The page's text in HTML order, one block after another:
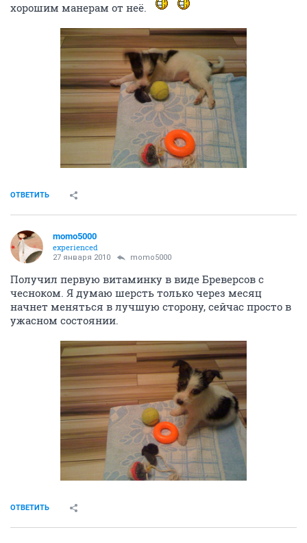
хорошим манерам от неё.
ОТВЕТИТЬ
momo5000
experienced
27 января 2010 momo5000
Получил первую витаминку в виде Бреверсов с
чесноком. Я думаю шерсть только через месяц
начнет меняться в лучшую сторону, сейчас просто в
ужасном состоянии.
ОТВЕТИТЬ